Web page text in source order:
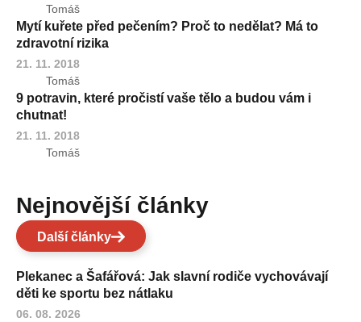
Tomáš
Mytí kuřete před pečením? Proč to nedělat? Má to
zdravotní rizika
21. 11. 2018
Tomáš
9 potravin, které pročistí vaše tělo a budou vám i
chutnat!
21. 11. 2018
Tomáš
Nejnovější články
Další články
Plekanec a Šafářová: Jak slavní rodiče vychovávají
děti ke sportu bez nátlaku
06. 08. 2026